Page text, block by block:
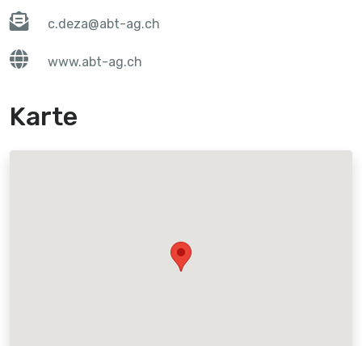
c.deza@abt-ag.ch
www.abt-ag.ch
Karte